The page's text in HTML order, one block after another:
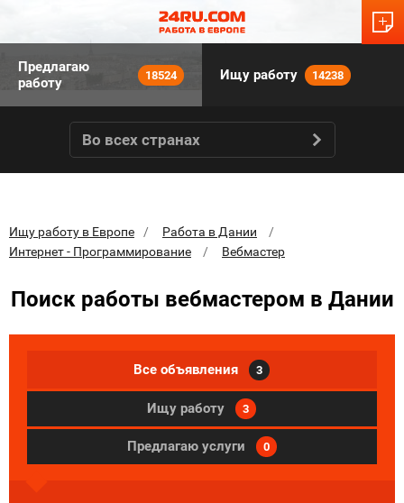
Предлагаю
работу
18524 Ищу работу 14238
Во всех странах
Ищу работу в Европе
Работа в Дании
Интернет - Программирование
Вебмастер
Поиск работы вебмастером в Дании
Все объявления 3
Ищу работу 3
Предлагаю услуги 0